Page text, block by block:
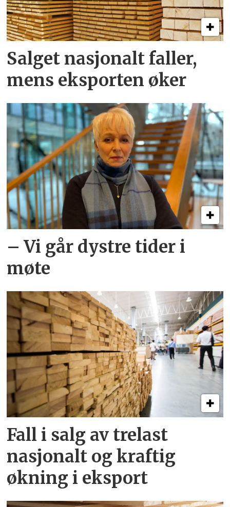
Salget nasjonalt faller,
mens eksporten øker
– Vi går dystre tider i
møte
Fall i salg av trelast
nasjonalt og kraftig
økning i eksport